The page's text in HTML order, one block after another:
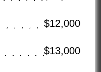
$12,000
$13,000